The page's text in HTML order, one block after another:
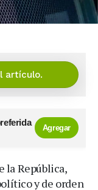
artículo.
Agregar
la República,
y de orden